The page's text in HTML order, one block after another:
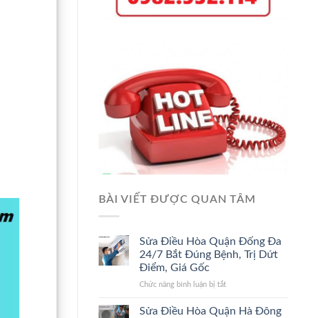
BÀI VIẾT ĐƯỢC QUAN TÂM
Sửa Điều Hòa Quận Đống Đa
24/7 Bắt Đúng Bệnh, Trị Dứt
Điểm, Giá Gốc
Chức năng bình luận bị tắtở
Điều
Sửa Điều Hòa Quận Hà Đông